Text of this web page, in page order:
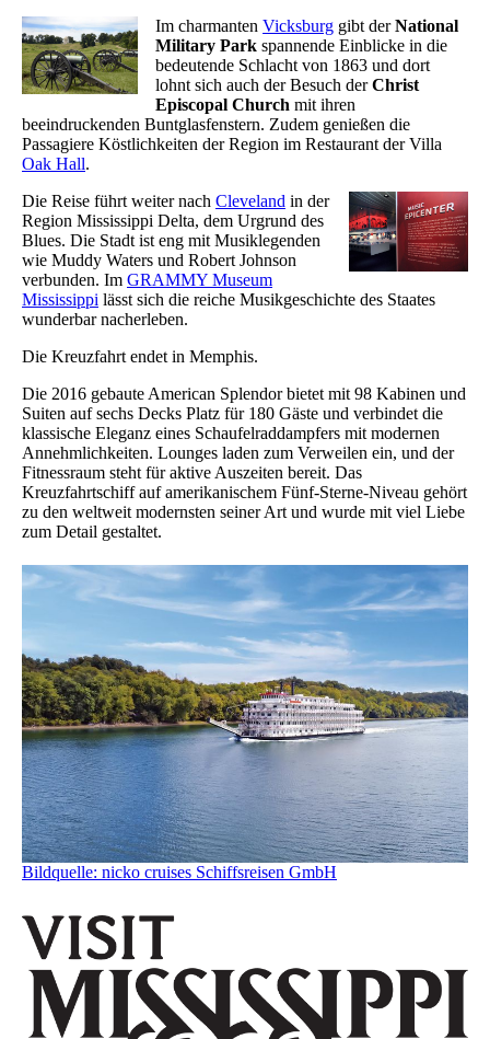
Im charmantenVicksburg gibt derNational
Military Park spannende Einblicke in die
bedeutende Schlacht von 1863 und dort
lohnt sich auch der Besuch derChrist
Episcopal Church mit ihren
beeindruckenden Buntglasfenstern. Zudem genießen die
Passagiere Köstlichkeiten der Region im Restaurant der Villa
Oak Hall.
Die Reise führt weiter nach Cleveland in der
Region Mississippi Delta, dem Urgrund des
Blues. Die Stadt ist eng mit Musiklegenden
wie Muddy Waters und Robert Johnson
verbunden. Im GRAMMY Museum
Mississippi lässt sich die reiche Musikgeschichte des Staates
wunderbar nacherleben.
Die Kreuzfahrt endet in Memphis.
Die 2016 gebaute American Splendor bietet mit 98 Kabinen und
Suiten auf sechs Decks Platz für 180 Gäste und verbindet die
klassische Eleganz eines Schaufelraddampfers mit modernen
Annehmlichkeiten. Lounges laden zum Verweilen ein, und der
Fitnessraum steht für aktive Auszeiten bereit. Das
Kreuzfahrtschiff auf amerikanischem Fünf-Sterne-Niveau gehört
zu den weltweit modernsten seiner Art und wurde mit viel Liebe
zum Detail gestaltet.
Bildquelle: nicko cruises Schiffsreisen GmbH